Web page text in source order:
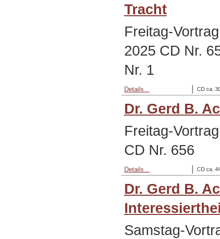
Tracht
Freitag-
2025 CD Nr.
Nr. 1
CD ca.
Details...
Dr. Gerd B.
Freitag-
CD Nr. 656
CD ca.
Details...
Dr. Gerd B.
Samstag-